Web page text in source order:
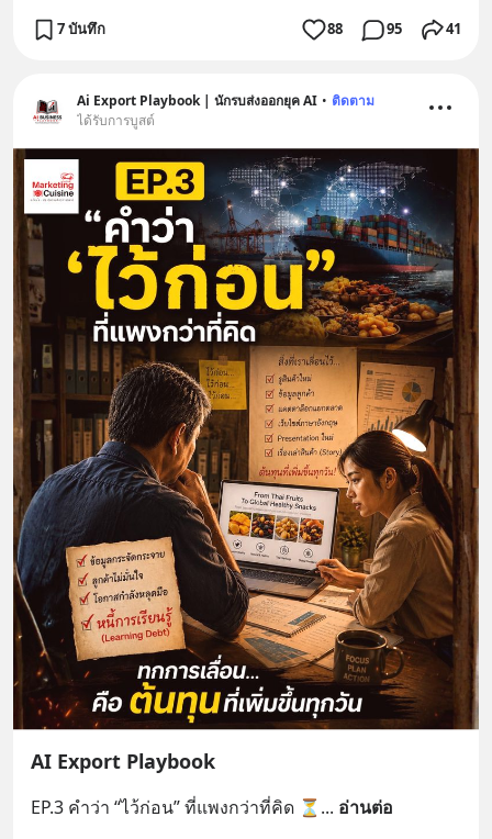
7 บันทึก 88 95 41
Ai Export Playbook | นักรบส่งออกยุค AI • ติดตาม
ได้รับการบูสต์
AI Export Playbook
EP.3 คำว่า “ไว้ก่อน” ที่แพงกว่าที่คิด ⏳ ... อ่านต่อ